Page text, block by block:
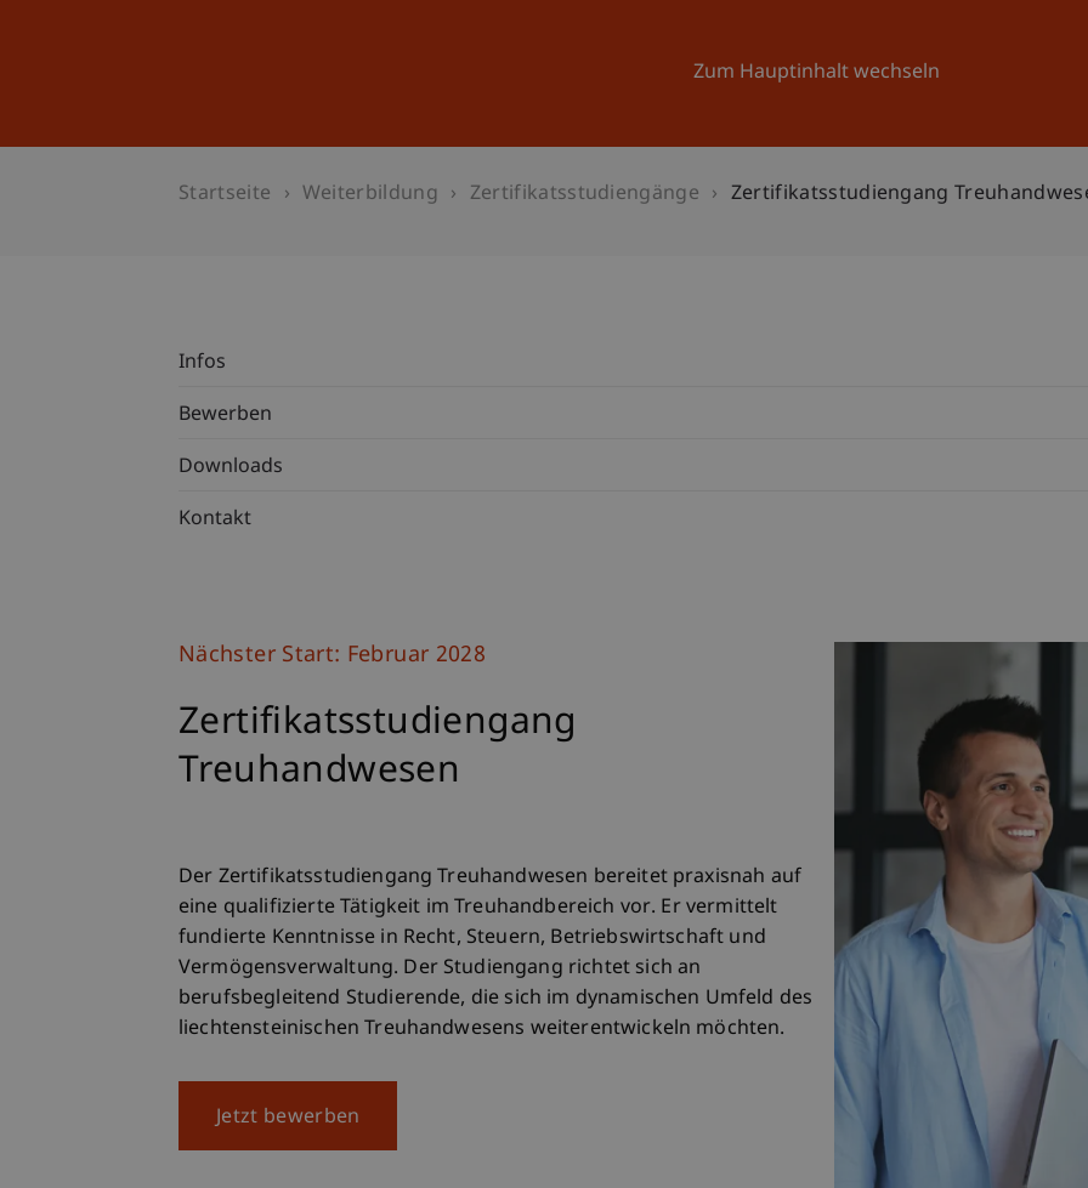
Zum Hauptinhalt wechseln
Universität Aktuelles
Startseite Weiterbildung Zertifikatsstudiengänge Zertifikatsstudiengang
Infos
Bewerben
Downloads
Kontakt
Nächster Start: Februar 2028
Zertifikatsstudiengang
Treuhandwesen
Der Zertifikatsstudiengang Treuhandwesen bereitet praxisnah auf
eine qualifizierte Tätigkeit im Treuhandbereich vor. Er vermittelt
fundierte Kenntnisse in Recht, Steuern, Betriebswirtschaft und
Vermögensverwaltung. Der Studiengang richtet sich an
berufsbegleitend Studierende, die sich im dynamischen Umfeld des
liechtensteinischen Treuhandwesens weiterentwickeln möchten.
Jetzt bewerben